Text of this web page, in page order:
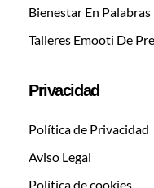
Bienestar En Palabras
Talleres Emooti De
Privacidad
Política de Privacidad
Aviso Legal
Política de cookies